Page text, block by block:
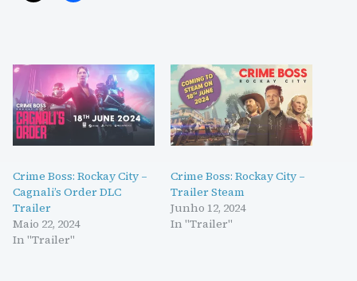
Crime Boss: Rockay City –
Cagnali’s Order DLC
Trailer
Maio 22, 2024
In "Trailer"
Crime Boss: Rockay City –
Trailer Steam
Junho 12, 2024
In "Trailer"